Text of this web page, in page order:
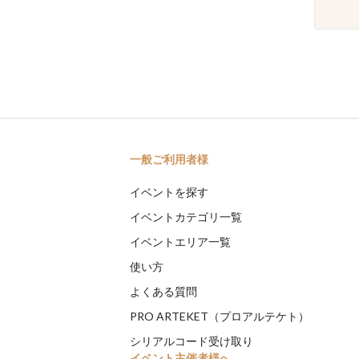
一般ご利用者様
イベントを探す
イベントカテゴリ一覧
イベントエリア一覧
使い方
よくある質問
PRO ARTEKET（プロアルテケト）
シリアルコード受け取り